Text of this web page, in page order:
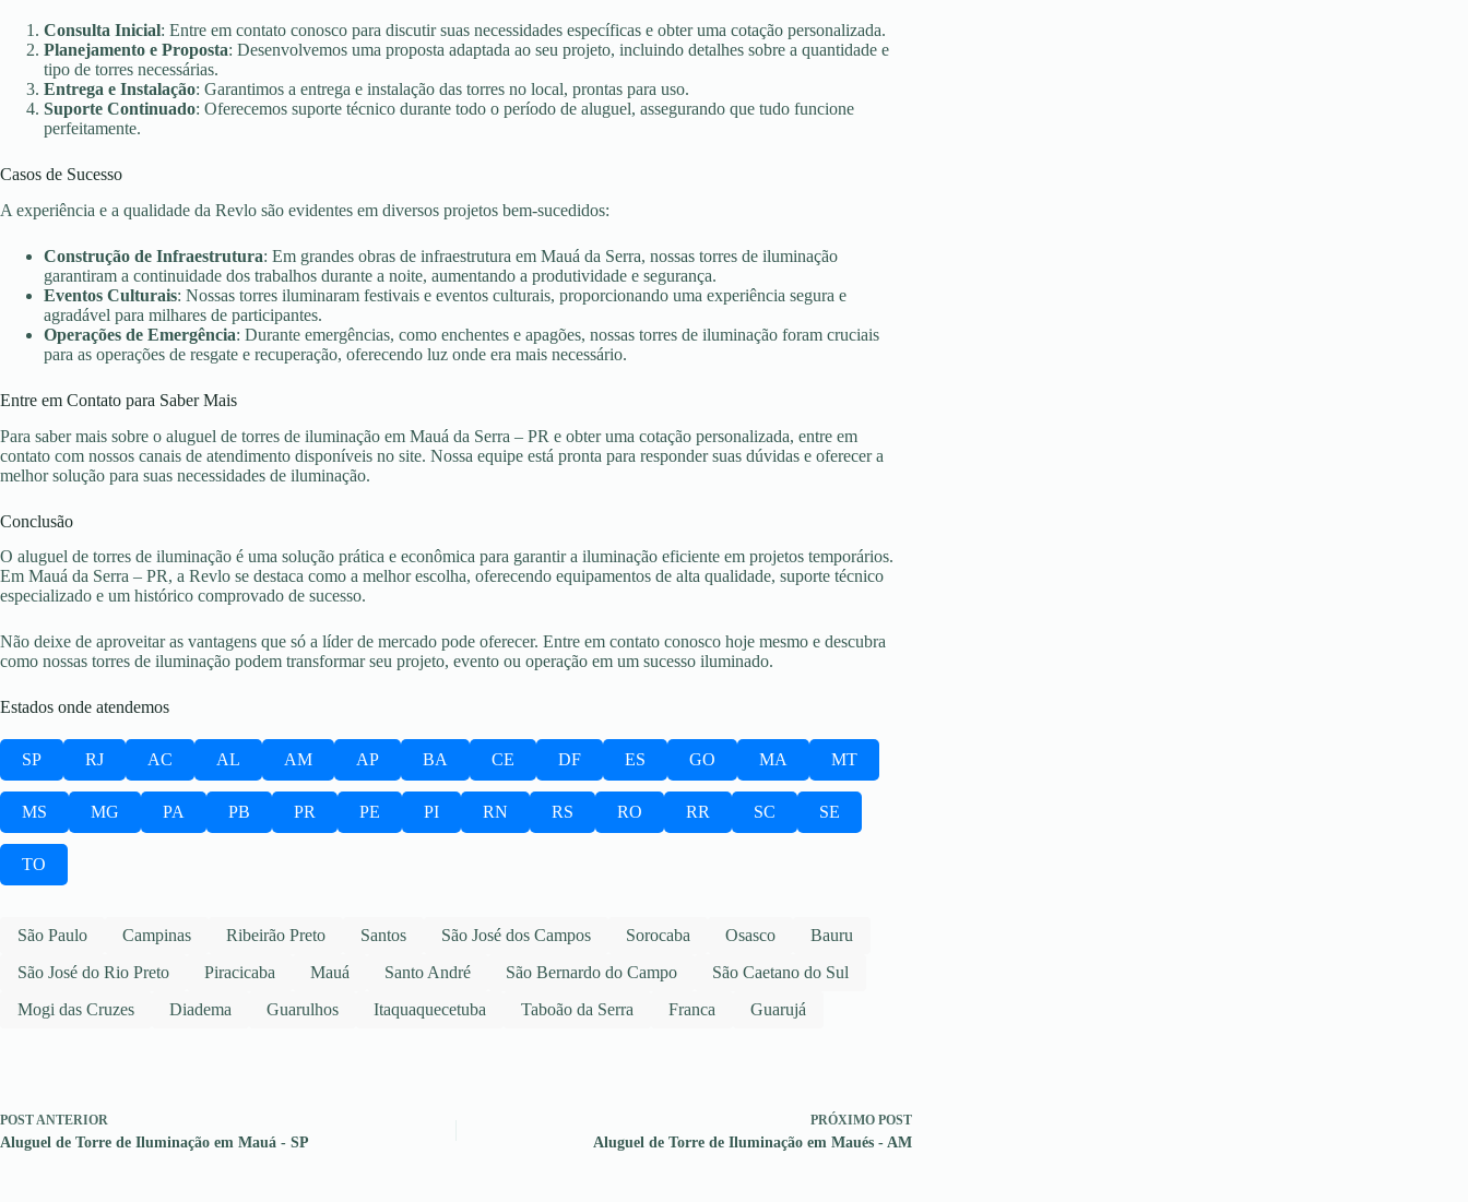
Consulta Inicial: Entre em contato conosco para discutir suas necessidades específicas e obter uma cotação personalizada.
Planejamento e Proposta: Desenvolvemos uma proposta adaptada ao seu projeto, incluindo detalhes sobre a quantidade e
tipo de torres necessárias.
Entrega e Instalação: Garantimos a entrega e instalação das torres no local, prontas para uso.
Suporte Continuado: Oferecemos suporte técnico durante todo o período de aluguel, assegurando que tudo funcione
perfeitamente.
Casos de Sucesso
A experiência e a qualidade da Revlo são evidentes em diversos projetos bem-sucedidos:
Construção de Infraestrutura: Em grandes obras de infraestrutura em Mauá da Serra, nossas torres de iluminação
garantiram a continuidade dos trabalhos durante a noite, aumentando a produtividade e segurança.
Eventos Culturais: Nossas torres iluminaram festivais e eventos culturais, proporcionando uma experiência segura e
agradável para milhares de participantes.
Operações de Emergência: Durante emergências, como enchentes e apagões, nossas torres de iluminação foram cruciais
para as operações de resgate e recuperação, oferecendo luz onde era mais necessário.
Entre em Contato para Saber Mais
Para saber mais sobre o aluguel de torres de iluminação em Mauá da Serra – PR e obter uma cotação personalizada, entre em
contato com nossos canais de atendimento disponíveis no site. Nossa equipe está pronta para responder suas dúvidas e oferecer a
melhor solução para suas necessidades de iluminação.
Conclusão
O aluguel de torres de iluminação é uma solução prática e econômica para garantir a iluminação eficiente em projetos temporários.
Em Mauá da Serra – PR, a Revlo se destaca como a melhor escolha, oferecendo equipamentos de alta qualidade, suporte técnico
especializado e um histórico comprovado de sucesso.
Não deixe de aproveitar as vantagens que só a líder de mercado pode oferecer. Entre em contato conosco hoje mesmo e descubra
como nossas torres de iluminação podem transformar seu projeto, evento ou operação em um sucesso iluminado.
Estados onde atendemos
SP RJ AC AL AM AP BA CE DF ES GO MA MT
MS MG PA PB PR PE PI RN RS RO RR SC SE
TO
São Paulo Campinas Ribeirão Preto Santos São José dos Campos Sorocaba Osasco
Bauru
São José do Rio Preto
Piracicaba Mauá Santo André São Bernardo do Campo
São Caetano do Sul
Mogi das Cruzes
Diadema Guarulhos Itaquaquecetuba Taboão da Serra Franca Guarujá
POSTANTERIOR
Aluguel de Torre de Iluminação em Mauá - SP
PRÓXIMO POST
Aluguel de Torre de Iluminação em Maués - AM